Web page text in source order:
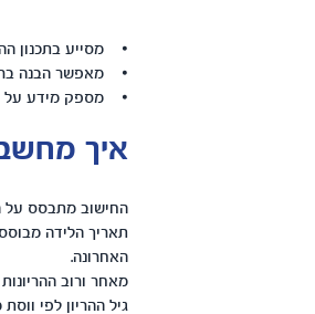
• מסייע בתכנון
• מאפשר הבנה
• מספק מידע על
איך
החישוב מתבסס על
האחרונה.
מאחר ורוב ההריונות נמשכים בין 37 ל-42 שבועות,